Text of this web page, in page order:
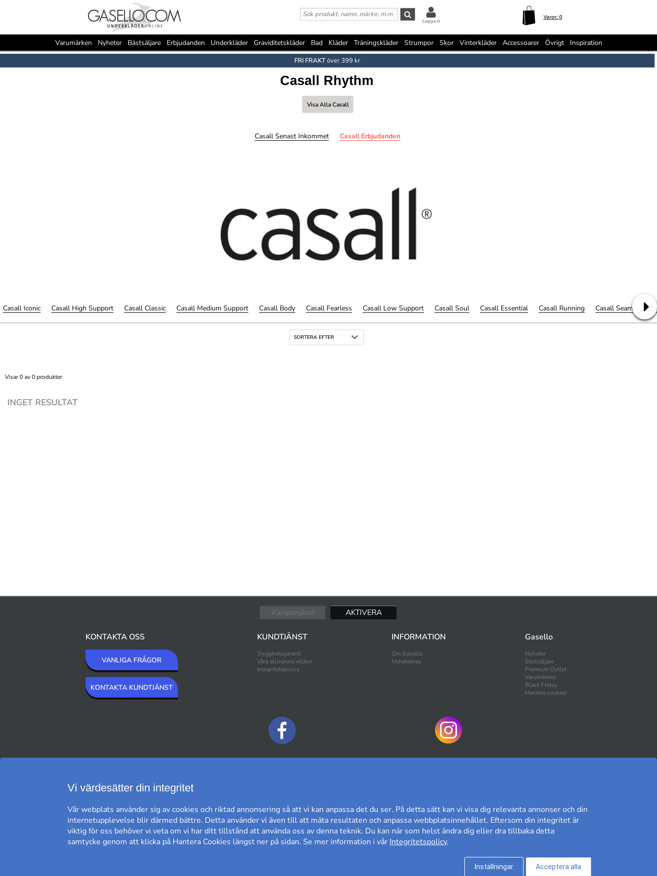
Varor: 0
Logga in
Varumärken Nyheter Bästsäljare Erbjudanden Underkläder Graviditetskläder Bad Kläder Träningskläder Strumpor Skor Vinterkläder Accessoarer Övrigt Inspiration
FRI FRAKTöver 399 kr
Casall Rhythm
Visa Alla Casall
Casall Senast Inkommet Casall Erbjudanden
Casall Iconic Casall High Support Casall Classic Casall Medium Support Casall Body Casall Fearless Casall Low Support Casall Soul Casall Essential Casall Running Casall Seamless
SORTERA EFTER
Visar 0 av 0 produkter
INGET RESULTAT
KONTAKTA OSS
VANLIGA FRÅGOR
KONTAKTA KUNDTJÄNST
KUNDTJÄNST
Trygghetsgaranti
Våra allmänna villkor
Integritetspolicy
INFORMATION
Om Gasello
Nyhetsbrev
Gasello
Nyheter
Bästsäljare
Premium Outlet
Varumärken
Black Friday
Hantera cookies
Kundomdöme på Prisjakt
Vi värdesätter din integritet
Vår webplats använder sig av cookies och riktad annonsering så att vi kan anpassa det du ser. På detta sätt kan vi visa dig relevanta annonser och din
internetupplevelse blir därmed bättre. Detta använder vi även till att mäta resultaten och anpassa webbplatsinnehållet. Eftersom din integritet är
viktig för oss behöver vi veta om vi har ditt tillstånd att använda oss av denna teknik. Du kan när som helst ändra dig eller dra tillbaka detta
samtycke genom att klicka på Hantera Cookies längst ner på sidan. Se mer information i vår Integritetspolicy.
Inställningar Acceptera alla